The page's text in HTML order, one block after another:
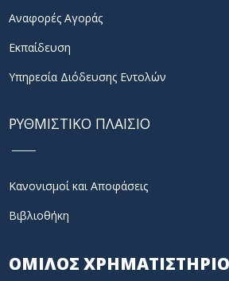
Αναφορές Αγοράς
Εκπαίδευση
Υπηρεσία Διόδευσης Εντολών
ΡΥΘΜΙΣΤΙΚΟ ΠΛΑΙΣΙΟ
Κανονισμοί και Αποφάσεις
Βιβλιοθήκη
ΟΜΙΛΟΣ